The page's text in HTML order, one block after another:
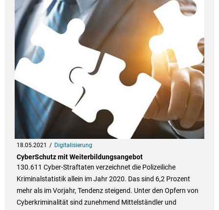
18.05.2021 Digitalisierung
CyberSchutz mit Weiterbildungsangebot
130.611 Cyber-Straftaten verzeichnet die Polizeiliche
Kriminalstatistik allein im Jahr 2020. Das sind 6,2 Prozent
mehr als im Vorjahr, Tendenz steigend. Unter den Opfern von
Cyberkriminalität sind zunehmend Mittelständler und